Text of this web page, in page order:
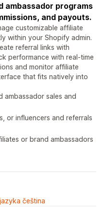
ambassador programs
and payouts.
customizable affiliate
within your Shopify admin.
referral links with
performance with real-time
and monitor affiliate
that fits natively into
ambassador sales and
or influencers and referrals
or brand ambassadors
čeština